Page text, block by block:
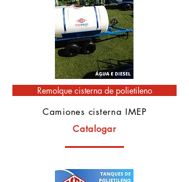
Remolque cisterna de polietileno
Camiones cisterna IMEP
Catalogar